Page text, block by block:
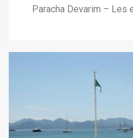
Paracha Devarim – Les